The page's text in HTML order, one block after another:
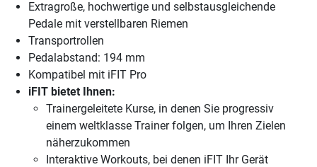
Extragroße, hochwertige und selbstausgleichende
Pedale mit verstellbaren Riemen
Transportrollen
Pedalabstand: 194 mm
Kompatibel mit iFIT Pro
iFIT bietet Ihnen:
Trainergeleitete Kurse, in denen Sie progressiv
einem weltklasse Trainer folgen, um Ihren Zielen
näherzukommen
Interaktive Workouts, bei denen iFIT Ihr Gerät